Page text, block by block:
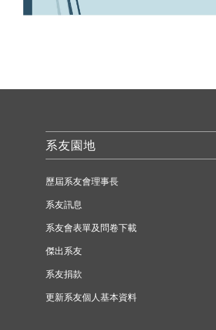
系友園地
歷屆系友會理事長
系友訊息
系友會表單及問卷下載
傑出系友
系友捐款
更新系友個人基本資料